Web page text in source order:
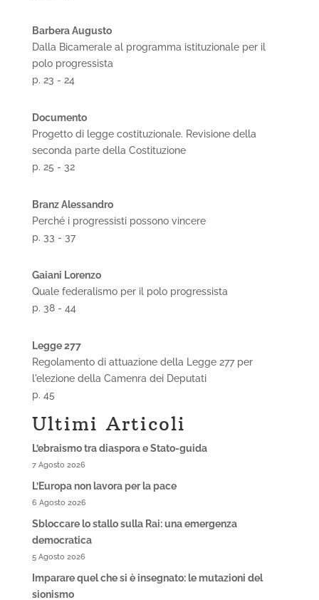
Barbera Augusto
Dalla Bicamerale al programma istituzionale per il
polo progressista
p. 23 - 24
Documento
Progetto di legge costituzionale. Revisione della
seconda parte della Costituzione
p. 25 - 32
Branz Alessandro
Perché i progressisti possono vincere
p. 33 - 37
Gaiani Lorenzo
Quale federalismo per il polo progressista
p. 38 - 44
Legge 277
Regolamento di attuazione della Legge 277 per
l'elezione della Camenra dei Deputati
p. 45
Ultimi Articoli
L’ebraismo tra diaspora e Stato-guida
7 Agosto 2026
L’Europa non lavora per la pace
6 Agosto 2026
Sbloccare lo stallo sulla Rai: una emergenza
democratica
5 Agosto 2026
Imparare quel che si è insegnato: le mutazioni del
sionismo